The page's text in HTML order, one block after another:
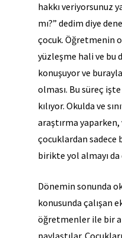
hakkı veriyorsunuz
mı?” dedim diye
çocuk. Öğretmenin
yüzleşme hali ve bu
konuşuyor ve
olması. Bu süreç
kılıyor. Okulda ve
araştırma
çocuklardan sadece
birikte yol almayı
Dönemin sonunda
konusunda çalışan
öğretmenler ile bir